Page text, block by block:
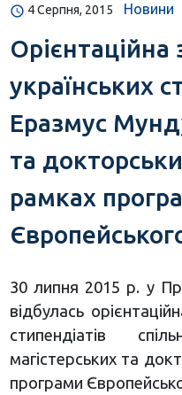
4 Серпня, 2015 Новини
Орієнтаційна
українських
Еразмус
та
рамках
30 липня 2015 р. у
відбулась
стипендіатів
магістерських та
програми